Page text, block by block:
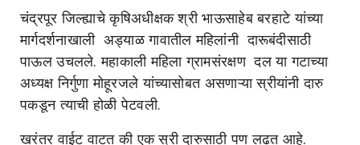
चंद्रपूर जिल्ह्याचे कृषिअधीक्षक श्री भाऊसाहेब बरहाटे यांच्या
मार्गदर्शनाखाली अड्याळ गावातील महिलांनी दारूबंदीसाठी
पाऊल उचलले. महाकाली महिला ग्रामसंरक्षण दल या गटाच्या
अध्यक्ष निर्गुणा मोहूरजले यांच्यासोबत असणाऱ्या स्रीयांनी दारु
पकडून त्याची होळी पेटवली.
खरंतर वाईट वाटत की एक स्री दारुसाठी पण लढत आहे.